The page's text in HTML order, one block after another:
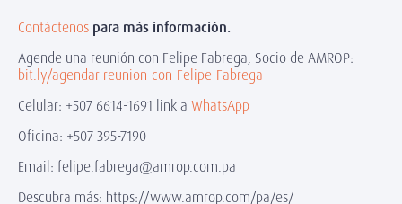
Contáctenos para más información.
Agende una reunión con Felipe Fabrega, Socio de AMROP:
bit.ly/agendar-reunion-con-Felipe-Fabrega
Celular: +507 6614-1691 link a WhatsApp
Oficina: +507 395-7190
Email: felipe.fabrega@amrop.com.pa
Descubra más: https://www.amrop.com/pa/es/